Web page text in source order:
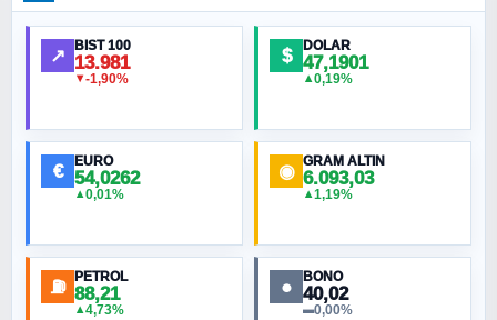
Ankara Zirvesi: NATO Toplantısı mı, Yeni
Ortadoğu Haritasının Provası mı?
MURAT ÖZKAN
NURETTIN BÖLÜK
↗ BIST 100
13.981
▼-1,90%
$ DOLAR
47,1901
▲0,19%
€ EURO
54,0262
▲0,01%
◉ GRAM ALTIN
6.093,03
▲1,19%
⛽ PETROL
88,21
▲4,73%
● BONO
40,02
▬0,00%